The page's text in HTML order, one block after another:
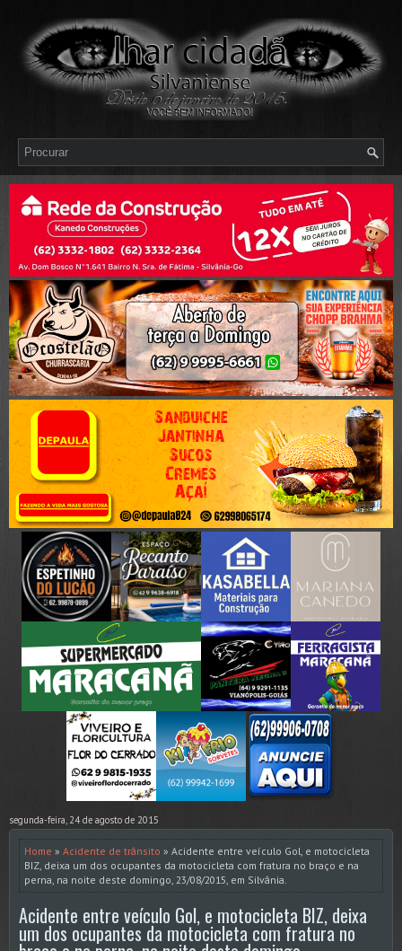
segunda-feira, 24 de agosto de 2015
Home » Acidente de trânsito » Acidente entre veículo Gol, e motocicleta
BIZ, deixa um dos ocupantes da motocicleta com fratura no braço e na
perna, na noite deste domingo, 23/08/2015, em Silvânia.
Acidente entre veículo Gol, e motocicleta BIZ, deixa
um dos ocupantes da motocicleta com fratura no